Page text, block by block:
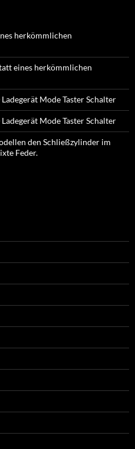
herkömmlichen
eines herkömmlichen
Mode Taster Schalter
Mode Taster Schalter
den Schließzylinder im
Feder.